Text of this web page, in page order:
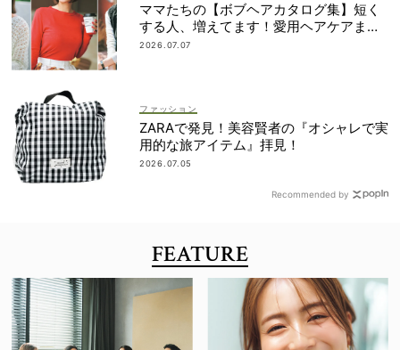
ママたちの【ボブヘアカタログ集】短く
する人、増えてます！愛用ヘアケアまで
全部見せ
2026.07.07
ファッション
ZARAで発見！美容賢者の『オシャレで実
用的な旅アイテム』拝見！
2026.07.05
Recommended by
FEATURE